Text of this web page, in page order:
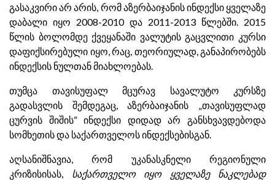
გასაკვირი არ არის, რომ აზერბაიჯანის ინდექსი ყველაზე
დაბალი იყო 2008-2010 და 2011-2013 წლებში. 2015
წლის ბოლომდე ქვეყანაში ვალუტის გაცვლითი კურსი
დაფიქსირებული იყო, რაც, თეორიულად, განაპირობებს
ინდექსის ნულთან მიახლოებას.
თუმცა თავისუფალ მცურავ სავალუტო კურსზე
გადასვლის შემდეგაც, აზერბაიჯანის „თავისუფლად
ცურვის შიშის“ ინდექსი დიდად არ განსხვავდებოდა
სომხეთის და საქართველოს ინდექსებისგან.
აღსანიშნავია, რომ უკანასკნელი რეგიონული
კრიზისისას, საქართველო იყო ყველაზე ნაკლებად